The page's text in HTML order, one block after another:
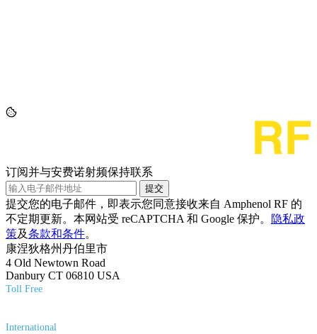
订阅并与安费诺射频保持联系
提交
提交您的电子邮件，即表示您同意接收来自 Amphenol RF 的
不定期更新。本网站受 reCAPTCHA 和 Google 保护。
隐私政
策及条款和条件。
康涅狄格州丹伯里市
4 Old Newtown Road
Danbury CT 06810 USA
Toll Free
International